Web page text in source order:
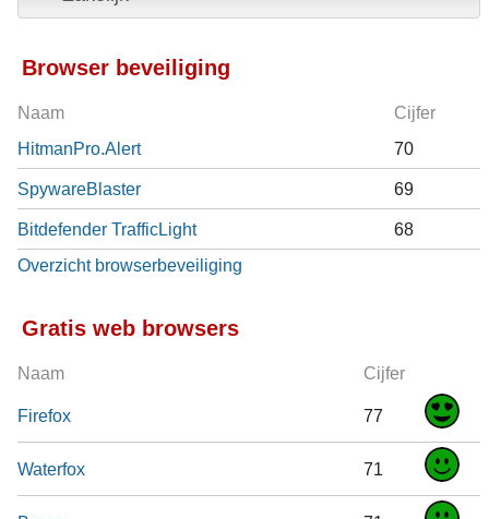
Browser beveiliging
Naam Cijfer
HitmanPro.Alert 70
SpywareBlaster 69
Bitdefender TrafficLight
68
Overzicht browserbeveiliging
Gratis web browsers
Naam Cijfer
Firefox 77
Waterfox 71